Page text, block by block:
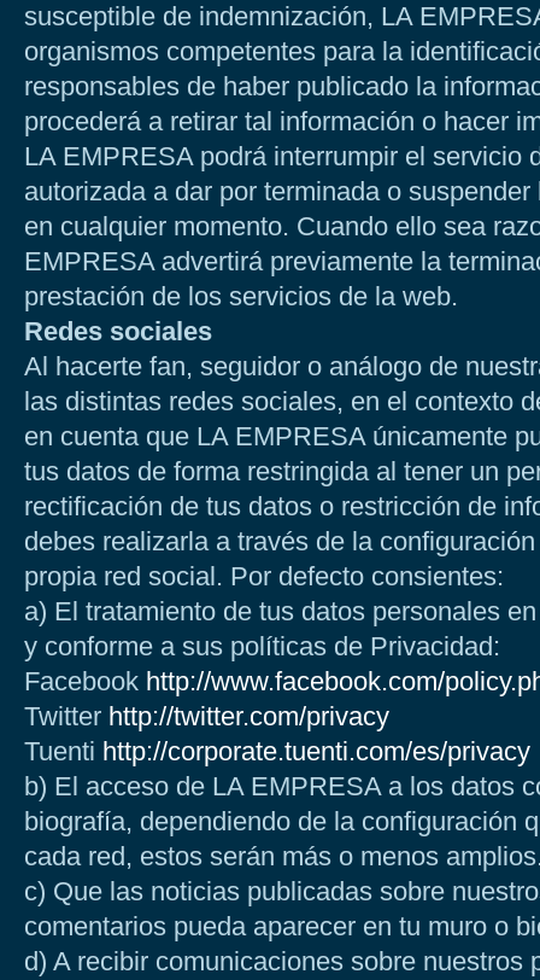
susceptible de indemnización, LA
organismos competentes para la
responsables de haber publicado la
procederá a retirar tal información o hacer
LA EMPRESA podrá interrumpir el servicio
autorizada a dar por terminada o
en cualquier momento. Cuando ello sea
EMPRESA advertirá previamente la
prestación de los servicios de la web.
Redes sociales
Al hacerte fan, seguidor o análogo de
las distintas redes sociales, en el contexto
en cuenta que LA EMPRESA únicamente
tus datos de forma restringida al tener un
rectificación de tus datos o restricción de
debes realizarla a través de la
propia red social. Por defecto consientes:
a) El tratamiento de tus datos personales
y conforme a sus políticas de Privacidad:
Facebook http://www.facebook.com/
Twitter http://twitter.com/privacy
Tuenti http://corporate.tuenti.com/es/privacy
b) El acceso de LA EMPRESA a los datos
biografía, dependiendo de la configuración
cada red, estos serán más o menos
c) Que las noticias publicadas sobre
comentarios pueda aparecer en tu muro o
d) A recibir comunicaciones sobre nuestros